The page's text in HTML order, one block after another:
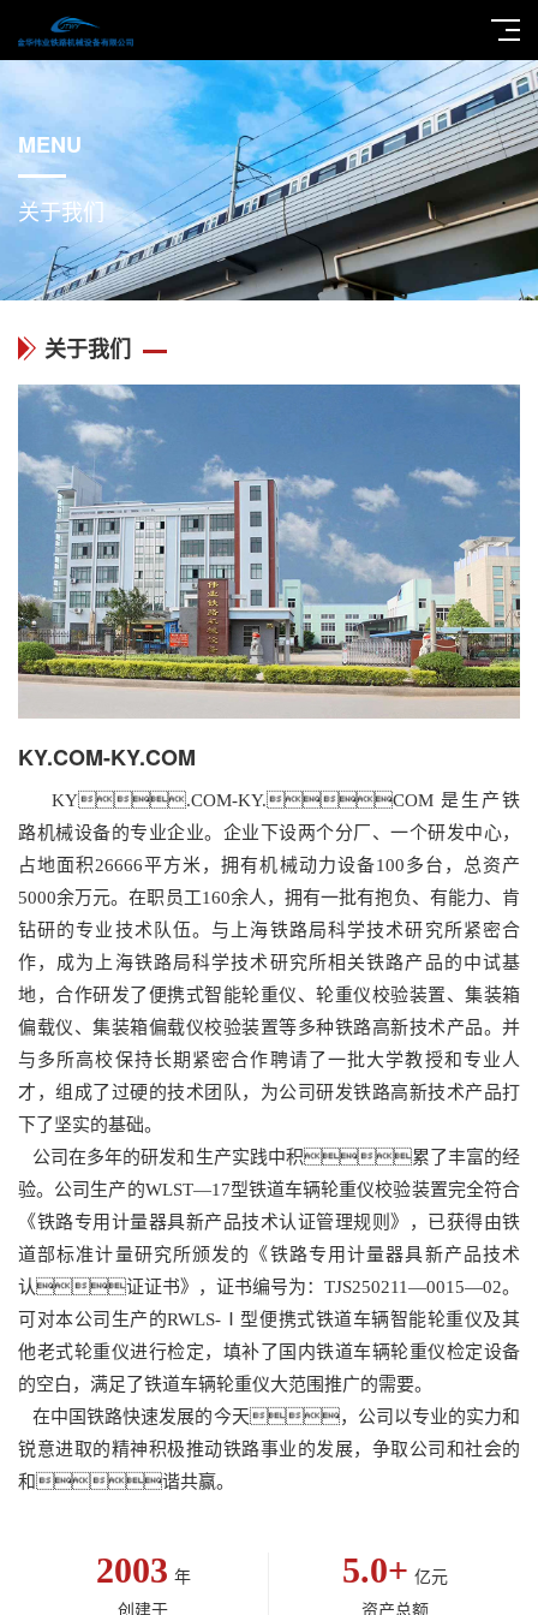
MENU
关于我们
关于我们
KY.COM-KY.COM
KY.COM-KY.COM 是生产铁
路机械设备的专业企业。企业下设两个分厂、一个研发中心，
占地面积26666平方米，拥有机械动力设备100多台，总资产
5000余万元。在职员工160余人，拥有一批有抱负、有能力、肯
钻研的专业技术队伍。与上海铁路局科学技术研究所紧密合
作，成为上海铁路局科学技术研究所相关铁路产品的中试基
地，合作研发了便携式智能轮重仪、轮重仪校验装置、集装箱
偏载仪、集装箱偏载仪校验装置等多种铁路高新技术产品。并
与多所高校保持长期紧密合作聘请了一批大学教授和专业人
才，组成了过硬的技术团队，为公司研发铁路高新技术产品打
下了坚实的基础。
公司在多年的研发和生产实践中积累了丰富的经
验。公司生产的WLST—17型铁道车辆轮重仪校验装置完全符合
《铁路专用计量器具新产品技术认证管理规则》，已获得由铁
道部标准计量研究所颁发的《铁路专用计量器具新产品技术
认证证书》，证书编号为：TJS250211—0015—02。
可对本公司生产的RWLS-Ⅰ型便携式铁道车辆智能轮重仪及其
他老式轮重仪进行检定，填补了国内铁道车辆轮重仪检定设备
的空白，满足了铁道车辆轮重仪大范围推广的需要。
在中国铁路快速发展的今天，公司以专业的实力和
锐意进取的精神积极推动铁路事业的发展，争取公司和社会的
和谐共赢。
2003 年
创建于
5.0+ 亿元
资产总额